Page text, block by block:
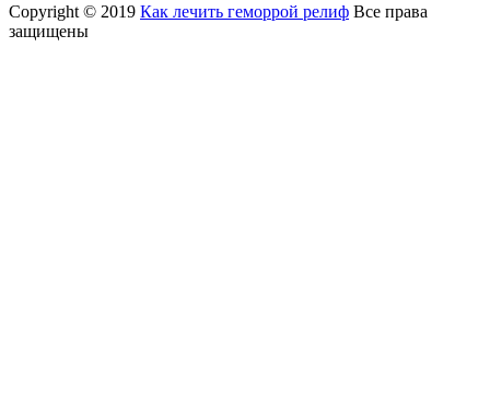
Copyright © 2019 Как лечить геморрой релиф Все права
защищены